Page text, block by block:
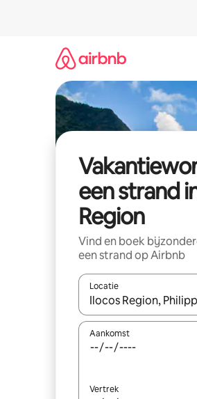
een strand
Region
Vind en boek
een strand op Airbnb
Locatie
Wanneer er
Aankomst
Vertrek